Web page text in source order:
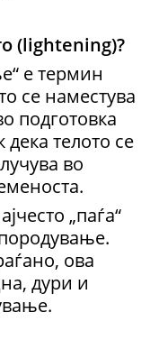
(lightening)?
е термин
се наместува
подготовка
телото се
во
„паѓа“
ова
дури и